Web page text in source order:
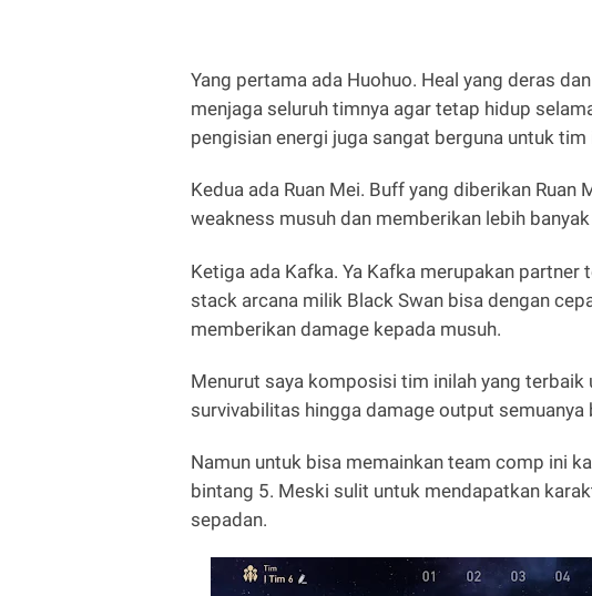
Yang pertama ada Huohuo. Heal yang deras
menjaga seluruh timnya agar tetap hidup
pengisian energi juga sangat berguna untuk tim
Kedua ada Ruan Mei. Buff yang diberikan
weakness musuh dan memberikan lebih
Ketiga ada Kafka. Ya Kafka merupakan partner
stack arcana milik Black Swan bisa dengan
memberikan damage kepada musuh.
Menurut saya komposisi tim inilah yang terbaik
survivabilitas hingga damage output semuanya
Namun untuk bisa memainkan team comp ini
bintang 5. Meski sulit untuk mendapatkan
sepadan.